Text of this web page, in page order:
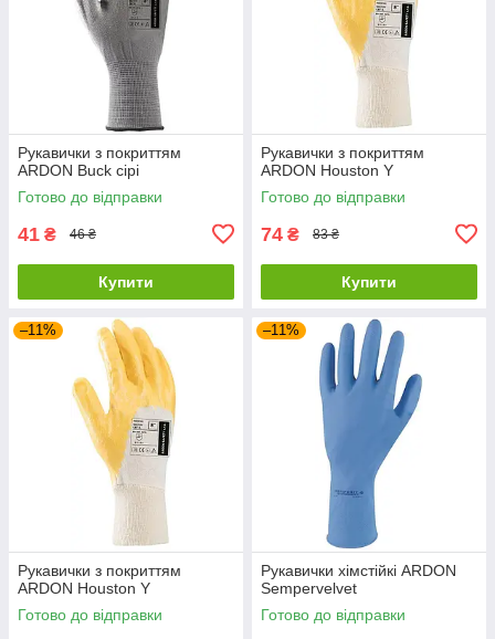
Рукавички з покриттям
ARDON Buck сірі
Готово до відправки
41 ₴ 46 ₴
Купити
Рукавички з покриттям
ARDON Houston Y
Готово до відправки
74 ₴ 83 ₴
Купити
–11%
Рукавички з покриттям
ARDON Houston Y
Готово до відправки
–11%
Рукавички хімстійкі ARDON
Sempervelvet
Готово до відправки